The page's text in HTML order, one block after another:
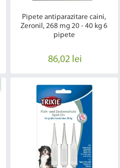
Pipete antiparazitare caini,
Zeronil, 268 mg 20 - 40 kg 6
pipete
86,02 lei